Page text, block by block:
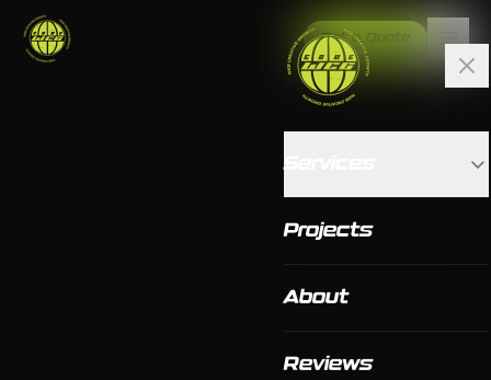
Get a Quote
Projects
About
Reviews